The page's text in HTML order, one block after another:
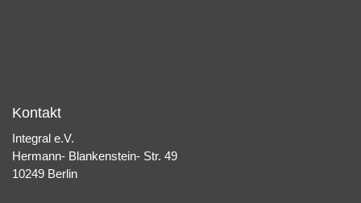
Kontakt
Integral e.V.
Hermann- Blankenstein- Str. 49
10249 Berlin